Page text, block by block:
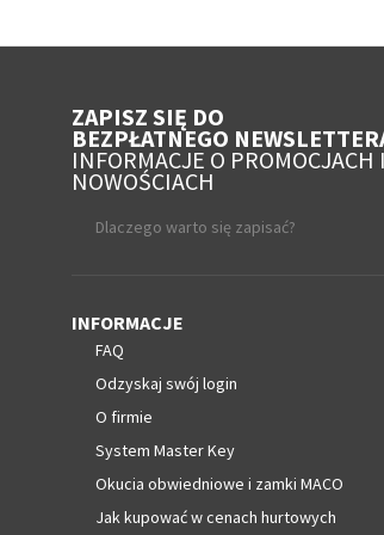
ZAPISZ SIĘ DO
BEZPŁATNEGO
INFORMACJE O PROMOCJACH I
NOWOŚCIACH
Dlaczego warto się zapisać?
INFORMACJE
FAQ
Odzyskaj swój login
O firmie
System Master Key
Okucia obwiedniowe i zamki MACO
Jak kupować w cenach hurtowych